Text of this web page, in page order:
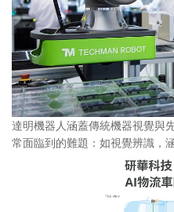
達明機器人涵蓋傳統機器視覺與
常面臨到的難題：如視覺辨識，